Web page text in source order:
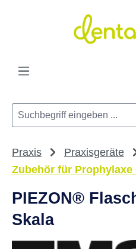
Zum Hauptinhalt springen
Praxis
Praxisgeräte
Zubehör für Prophylaxe
PIEZON®
Skala